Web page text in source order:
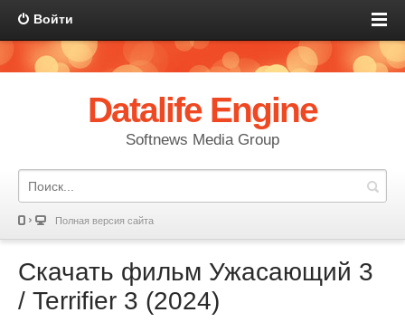
Войти
Datalife Engine
Softnews Media Group
Полная версия сайта
Скачать фильм Ужасающий 3
/ Terrifier 3 (2024)